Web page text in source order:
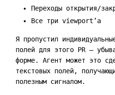
Переходы открытия/
Все три viewport’а
Я пропустил
полей для этого PR —
форме. Агент может это
текстовых полей,
полезным сигналом.